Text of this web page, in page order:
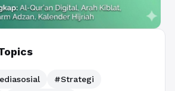
#Strategi